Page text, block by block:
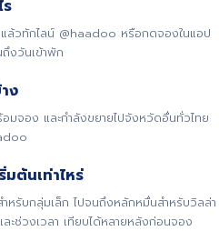
ล้วทักไลน์ @haadoo หรือกดจองในแอป
งวันเข้าพัก
ง
มจอง และกำลังขยายไปจังหวัดอื่นทั่วไทย
ต้นเท่าไหร่
รับกลุ่มเล็ก ไปจนถึงหลักหมื่นสำหรับวิลล่า
ช่วงเวลา เทียบได้หลายหลังก่อนจอง